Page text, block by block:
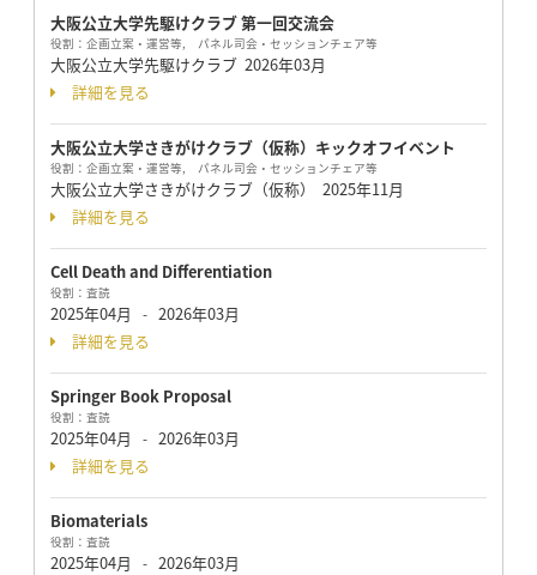
大阪公立大学先駆けクラブ 第一回交流会
役割： 企画立案・運営等, パネル司会・セッションチェア等
大阪公立大学先駆けクラブ 2026年03月
詳細を見る
大阪公立大学さきがけクラブ（仮称）キックオフイベント
役割： 企画立案・運営等, パネル司会・セッションチェア等
大阪公立大学さきがけクラブ（仮称） 2025年11月
詳細を見る
Cell Death and Differentiation
役割： 査読
2025年04月 - 2026年03月
詳細を見る
Springer Book Proposal
役割： 査読
2025年04月 - 2026年03月
詳細を見る
Biomaterials
役割： 査読
2025年04月 - 2026年03月